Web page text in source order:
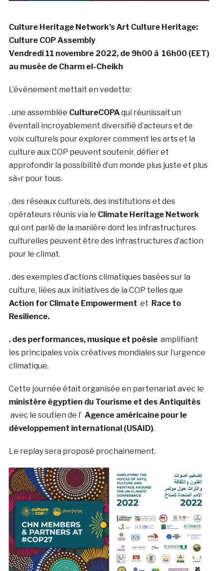
Culture Heritage Network’s Art Culture Heritage:
Culture COP Assembly
Vendredi 11 novembre 2022, de 9h00 à 16h00 (EET)
au musée de Charm el-Cheikh
L’événement mettait en vedette:
. une assemblée CultureCOPAqui réunissait un
éventail incroyablement diversifié d’acteurs et de
voix culturels pour explorer comment les arts et la
culture aux COP peuvent soutenir, défier et
approfondir la possibilité d’un monde plus juste et plus
sà»r pour tous.
. des réseaux culturels, des institutions et des
opérateurs réunis via le Climate Heritage Network
qui ont parlé de la manière dont les infrastructures
culturelles peuvent être des infrastructures d’action
pour le climat.
. des exemples d’actions climatiques basées sur la
culture, liées aux initiatives de la COP telles que
Action for Climate Empowerment et Race to
Resilience.
. des performances, musique et poésieamplifiant
les principales voix créatives mondiales sur l’urgence
climatique.
Cette journée était organisée en partenariat avec le
ministère égyptien du Tourisme et des Antiquités
avec le soutien de l’ Agence américaine pour le
développement international (USAID).
Le replay sera proposé prochainement.